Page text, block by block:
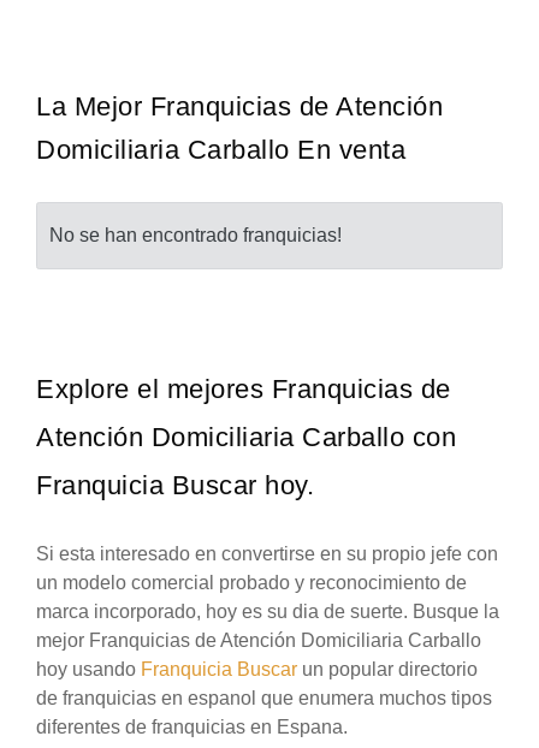
La Mejor Franquicias de Atención
Domiciliaria Carballo En venta
No se han encontrado franquicias!
Explore el mejores Franquicias de
Atención Domiciliaria Carballo con
Franquicia Buscar hoy.
Si esta interesado en convertirse en su propio jefe con
un modelo comercial probado y reconocimiento de
marca incorporado, hoy es su dia de suerte. Busque la
mejor Franquicias de Atención Domiciliaria Carballo
hoy usando Franquicia Buscar un popular directorio
de franquicias en espanol que enumera muchos tipos
diferentes de franquicias en Espana.